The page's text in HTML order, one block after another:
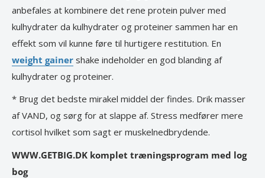
anbefales at kombinere det rene protein pulver med
kulhydrater da kulhydrater og proteiner sammen har en
effekt som vil kunne føre til hurtigere restitution. En
weight gainer shake indeholder en god blanding af
kulhydrater og proteiner.
* Brug det bedste mirakel middel der findes. Drik masser
af VAND, og sørg for at slappe af. Stress medfører mere
cortisol hvilket som sagt er muskelnedbrydende.
WWW.GETBIG.DK komplet træningsprogram med log
bog